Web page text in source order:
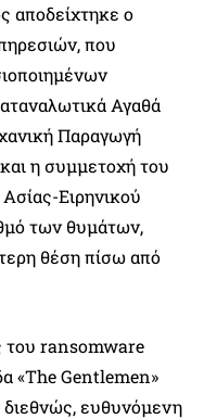
αποδείχτηκε ο
που
Αγαθά
Παραγωγή
η συμμετοχή του
Ειρηνικού
των θυμάτων,
θέση πίσω από
του ransomware
«The Gentlemen»
διεθνώς, ευθυνόμενη